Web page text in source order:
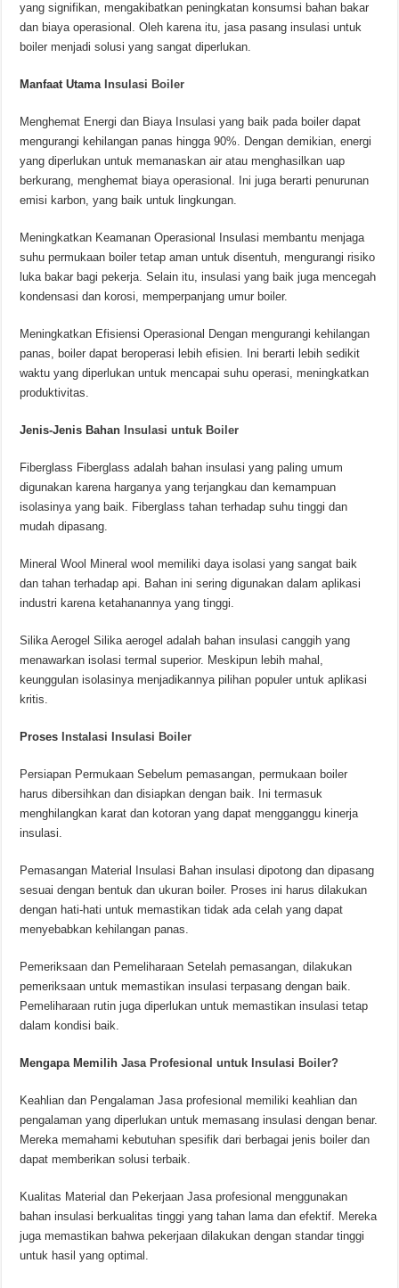
yang signifikan, mengakibatkan peningkatan konsumsi bahan bakar
dan biaya operasional. Oleh karena itu, jasa pasang insulasi untuk
boiler menjadi solusi yang sangat diperlukan.
Manfaat Utama Insulasi Boiler
Menghemat Energi dan Biaya Insulasi yang baik pada boiler dapat
mengurangi kehilangan panas hingga 90%. Dengan demikian, energi
yang diperlukan untuk memanaskan air atau menghasilkan uap
berkurang, menghemat biaya operasional. Ini juga berarti penurunan
emisi karbon, yang baik untuk lingkungan.
Meningkatkan Keamanan Operasional Insulasi membantu menjaga
suhu permukaan boiler tetap aman untuk disentuh, mengurangi risiko
luka bakar bagi pekerja. Selain itu, insulasi yang baik juga mencegah
kondensasi dan korosi, memperpanjang umur boiler.
Meningkatkan Efisiensi Operasional Dengan mengurangi kehilangan
panas, boiler dapat beroperasi lebih efisien. Ini berarti lebih sedikit
waktu yang diperlukan untuk mencapai suhu operasi, meningkatkan
produktivitas.
Jenis-Jenis Bahan Insulasi untuk Boiler
Fiberglass Fiberglass adalah bahan insulasi yang paling umum
digunakan karena harganya yang terjangkau dan kemampuan
isolasinya yang baik. Fiberglass tahan terhadap suhu tinggi dan
mudah dipasang.
Mineral Wool Mineral wool memiliki daya isolasi yang sangat baik
dan tahan terhadap api. Bahan ini sering digunakan dalam aplikasi
industri karena ketahanannya yang tinggi.
Silika Aerogel Silika aerogel adalah bahan insulasi canggih yang
menawarkan isolasi termal superior. Meskipun lebih mahal,
keunggulan isolasinya menjadikannya pilihan populer untuk aplikasi
kritis.
Proses Instalasi Insulasi Boiler
Persiapan Permukaan Sebelum pemasangan, permukaan boiler
harus dibersihkan dan disiapkan dengan baik. Ini termasuk
menghilangkan karat dan kotoran yang dapat mengganggu kinerja
insulasi.
Pemasangan Material Insulasi Bahan insulasi dipotong dan dipasang
sesuai dengan bentuk dan ukuran boiler. Proses ini harus dilakukan
dengan hati-hati untuk memastikan tidak ada celah yang dapat
menyebabkan kehilangan panas.
Pemeriksaan dan Pemeliharaan Setelah pemasangan, dilakukan
pemeriksaan untuk memastikan insulasi terpasang dengan baik.
Pemeliharaan rutin juga diperlukan untuk memastikan insulasi tetap
dalam kondisi baik.
Mengapa MemilihJasa Profesional untuk Insulasi Boiler?
Keahlian dan Pengalaman Jasa profesional memiliki keahlian dan
pengalaman yang diperlukan untuk memasang insulasi dengan benar.
Mereka memahami kebutuhan spesifik dari berbagai jenis boiler dan
dapat memberikan solusi terbaik.
Kualitas Material dan Pekerjaan Jasa profesional menggunakan
bahan insulasi berkualitas tinggi yang tahan lama dan efektif. Mereka
juga memastikan bahwa pekerjaan dilakukan dengan standar tinggi
untuk hasil yang optimal.